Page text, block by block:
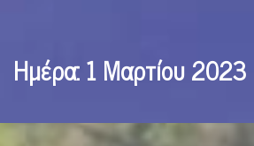
Ημέρα:1 Μαρτίου 2023